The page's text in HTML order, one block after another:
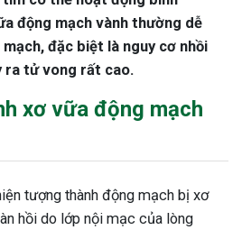
động mạch vành thường dễ
đặc biệt là nguy cơ nhồi
ra tử vong rất cao.
xơ vữa động mạch
tượng thành động mạch bị xơ
hồi do lớp nội mạc của lòng